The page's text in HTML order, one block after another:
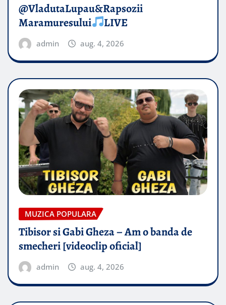
@VladutaLupau&Rapsozii
Maramuresului
LIVE
admin aug. 4, 2026
MUZICA POPULARA
Tibisor si Gabi Gheza – Am o banda de
smecheri [videoclip oficial]
admin aug. 4, 2026